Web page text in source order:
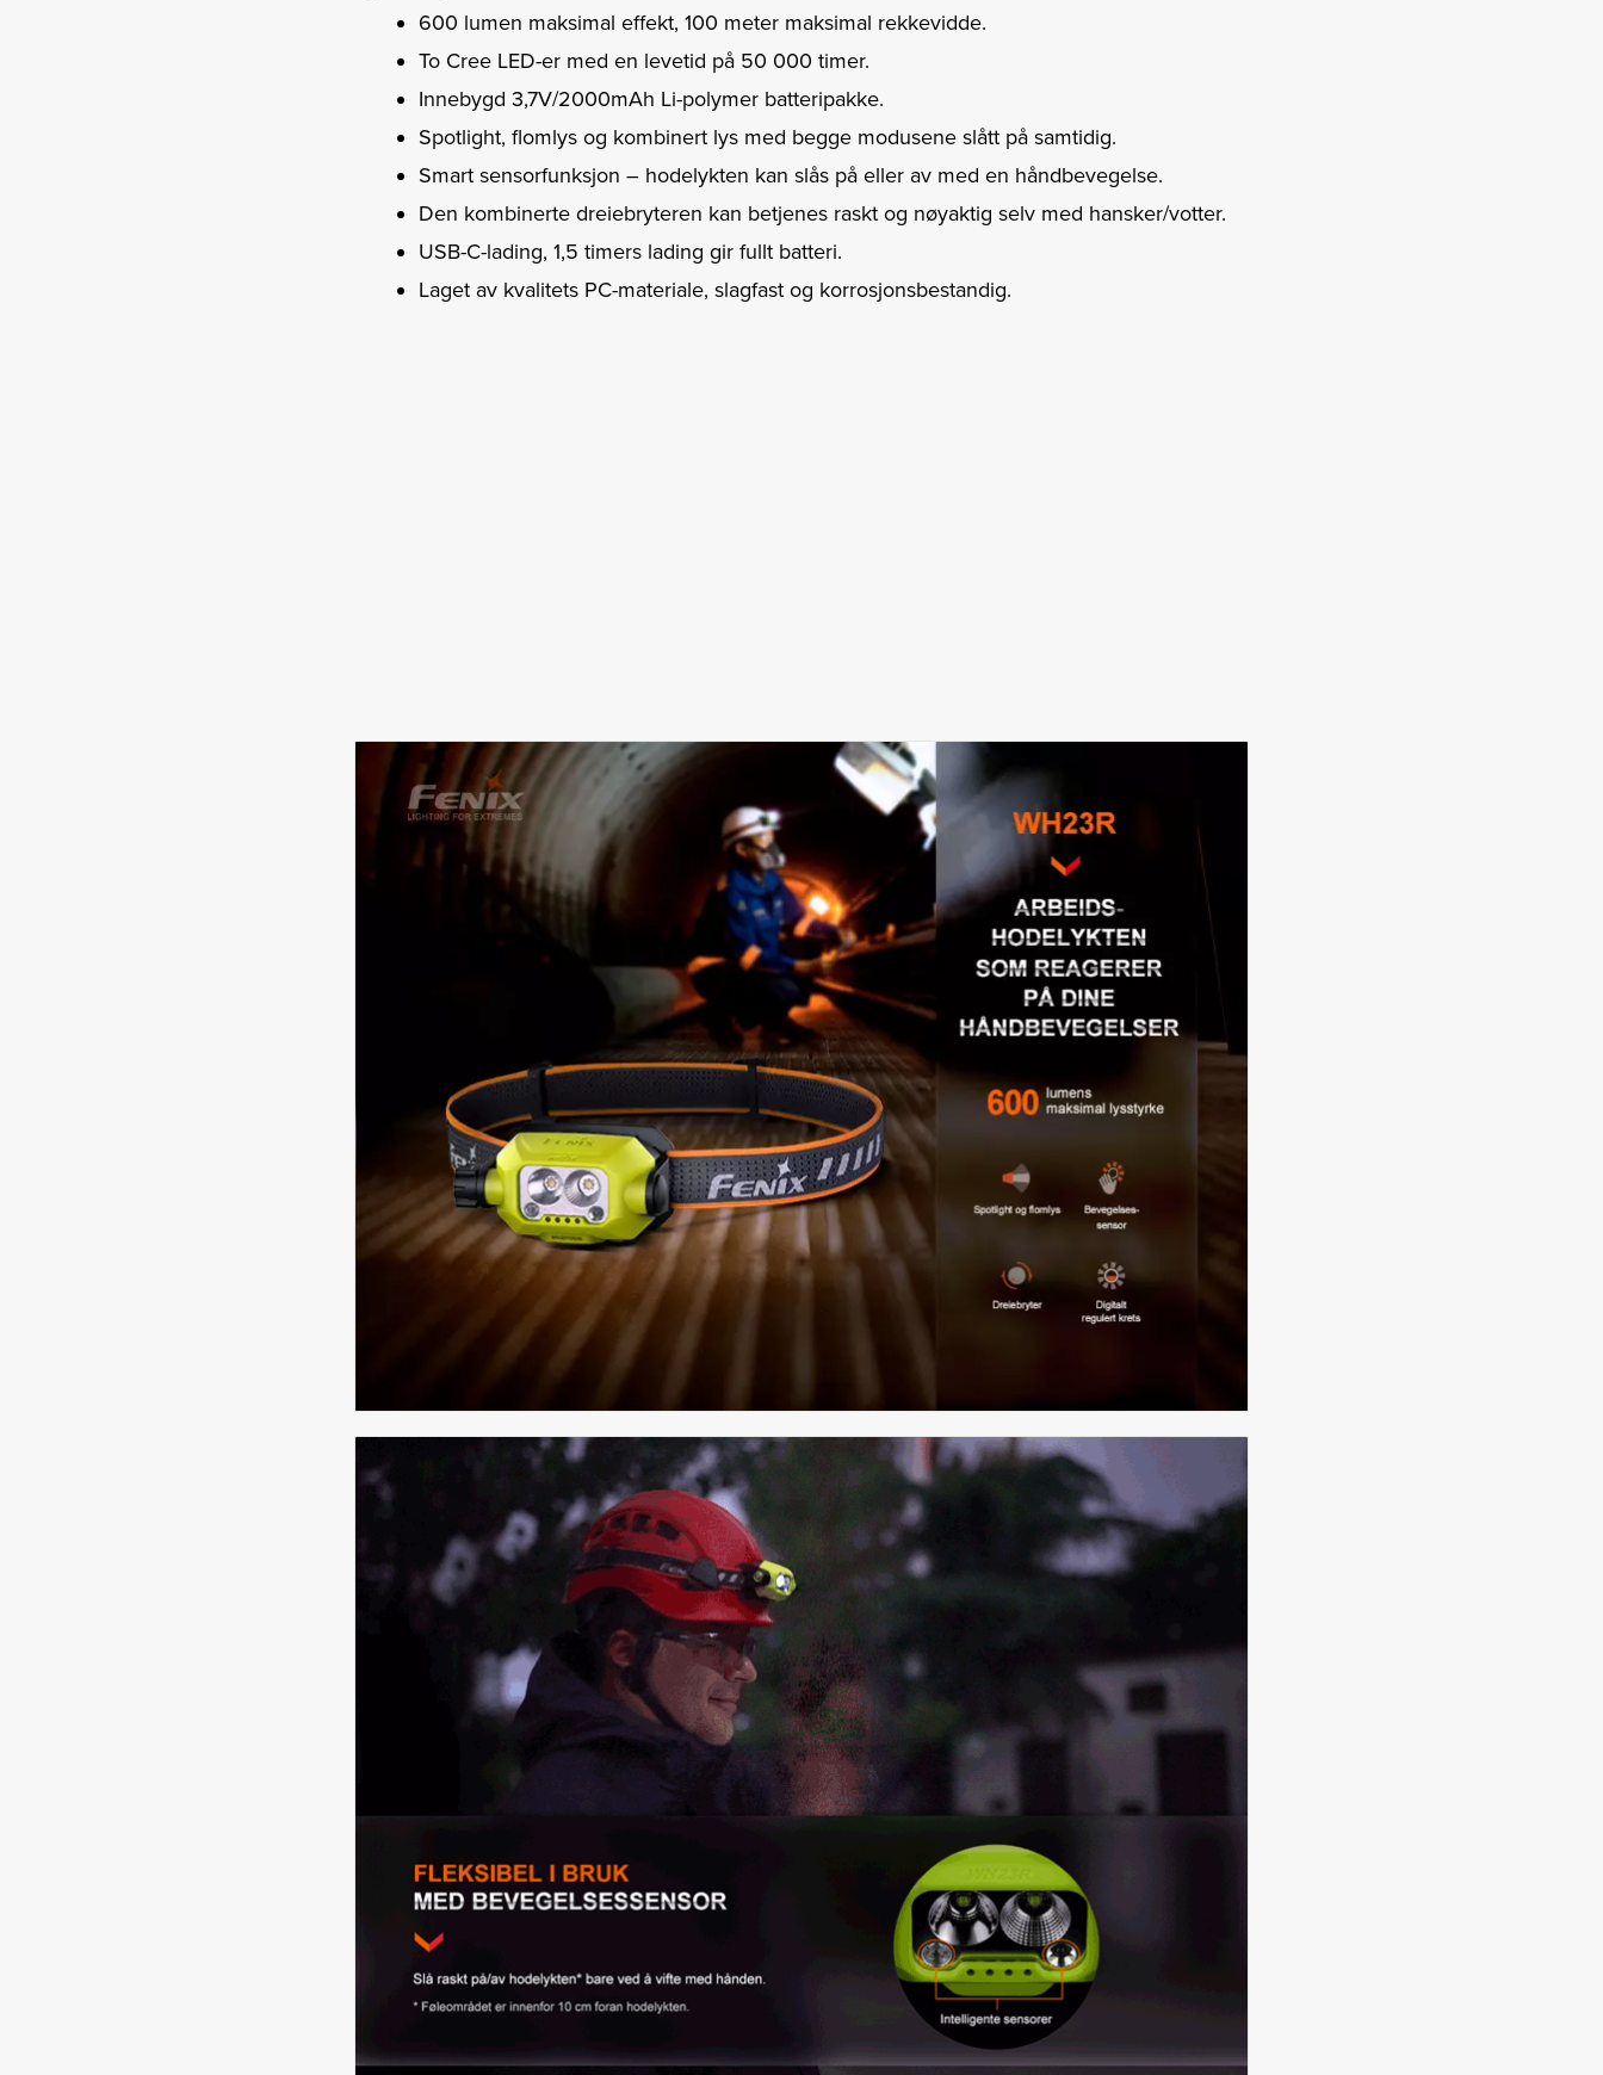
600 lumen maksimal effekt, 100 meter maksimal rekkevidde.
To Cree LED-er med en levetid på 50 000 timer.
Innebygd 3,7V/2000mAh Li-polymer batteripakke.
Spotlight, flomlys og kombinert lys med begge modusene slått på samtidig.
Smart sensorfunksjon – hodelykten kan slås på eller av med en håndbevegelse.
Den kombinerte dreiebryteren kan betjenes raskt og nøyaktig selv med hansker/votter.
USB-C-lading, 1,5 timers lading gir fullt batteri.
Laget av kvalitets PC-materiale, slagfast og korrosjonsbestandig.